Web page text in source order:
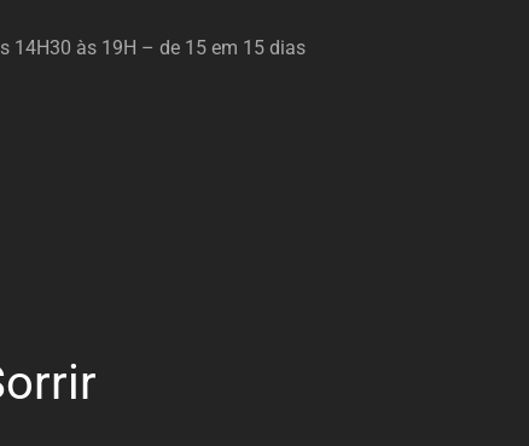
14H30 às 19H – de 15 em 15 dias